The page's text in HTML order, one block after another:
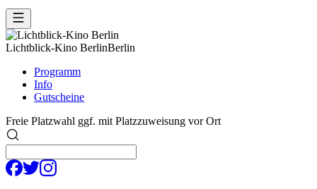
Lichtblick-Kino BerlinBerlin
Programm
Info
Gutscheine
Freie Platzwahl ggf. mit Platzzuweisung vor Ort